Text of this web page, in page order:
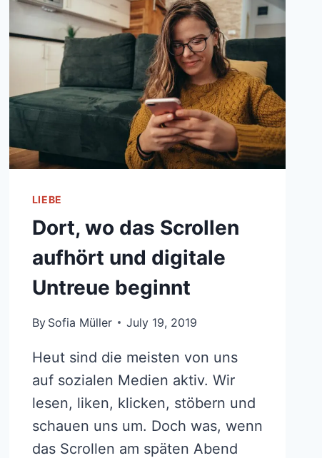
LIEBE
Dort, wo das Scrollen
aufhört und digitale
Untreue beginnt
By Sofia Müller July 19, 2019
Heut sind die meisten von uns
auf sozialen Medien aktiv. Wir
lesen, liken, klicken, stöbern und
schauen uns um. Doch was, wenn
das Scrollen am späten Abend